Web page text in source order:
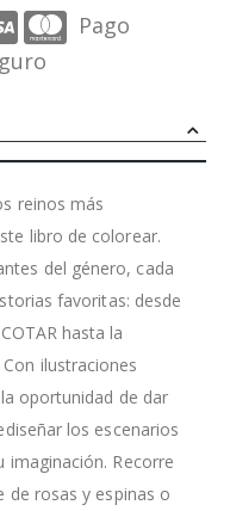
Pago
reinos más
libro de colorear.
del género, cada
favoritas: desde
hasta la
ilustraciones
oportunidad de dar
los escenarios
imaginación. Recorre
de rosas y espinas o